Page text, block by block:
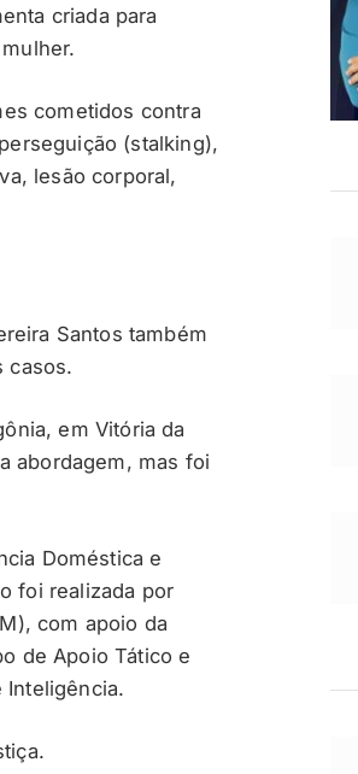
criada para
cometidos contra
(stalking),
lesão corporal,
Santos também
casos.
em Vitória da
abordagem, mas foi
Doméstica e
foi realizada por
com apoio da
de Apoio Tático e
Inteligência.